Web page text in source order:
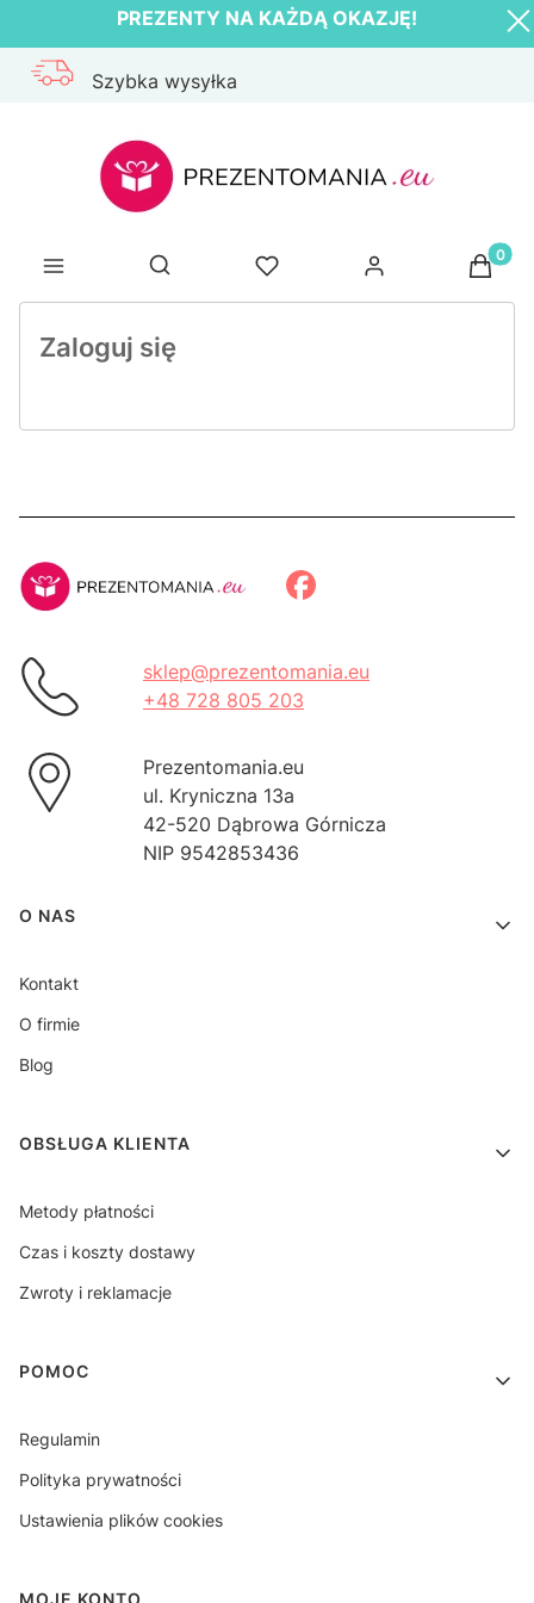
PREZENTY NA KAŻDĄ OKAZJĘ!
Szybka wysyłka
Otwórz wyszukiwarkę
Zaloguj się
sklep@prezentomania.eu
+48 728 805 203
Prezentomania.eu
ul. Kryniczna 13a
42-520 Dąbrowa Górnicza
NIP 9542853436
Linki w stopce
O NAS
Kontakt
O firmie
Blog
OBSŁUGA KLIENTA
Metody płatności
Czas i koszty dostawy
Zwroty i reklamacje
POMOC
Regulamin
Polityka prywatności
Ustawienia plików cookies